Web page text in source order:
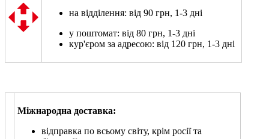
на відділення: від 90 грн, 1-3 дні
у поштомат: від 80 грн, 1-3 дні
кур'єром за адресою: від 120 грн, 1-3 дні
Міжнародна доставка:
відправка по всьому світу, крім росії та